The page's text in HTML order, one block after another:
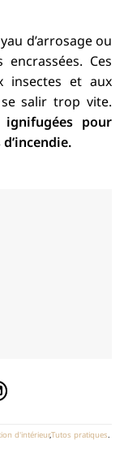
d’arrosage ou
Ces
insectes et aux
salir trop vite.
pour
d'intérieur,Tutos pratiques.